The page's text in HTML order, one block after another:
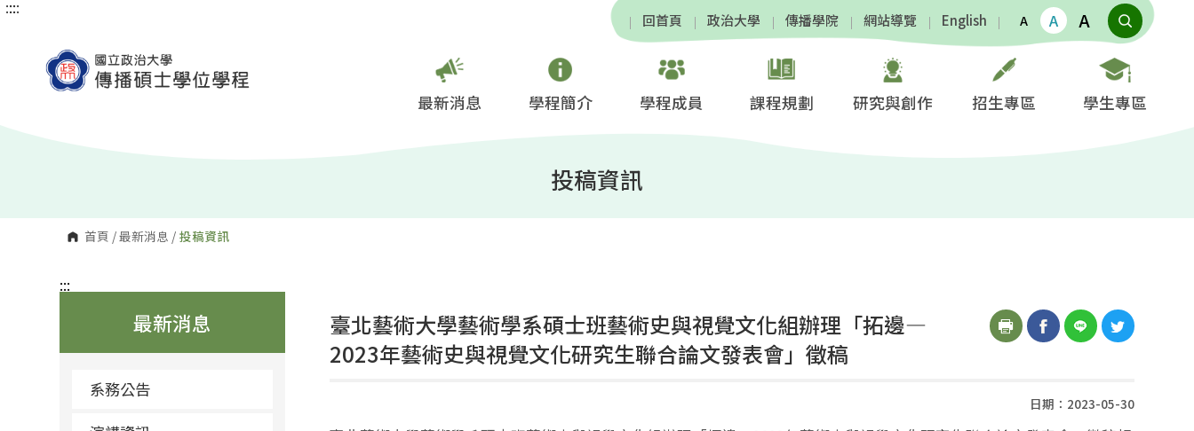
跳
:::
回首頁 政治大學 傳播學院 網站導覽 English A A A
最新消息 學程簡介 學程成員 課程規劃 研究與創作 招生專區 學生專區
投稿資訊
首頁 /最新消息 / 投稿資訊
:::
最新消息
系務公告
:::
臺北藝術大學藝術學系碩士班藝術史與視覺文化組辦理「拓邊—
2023年藝術史與視覺文化研究生聯合論文發表會」徵稿
日期：2023-05-30